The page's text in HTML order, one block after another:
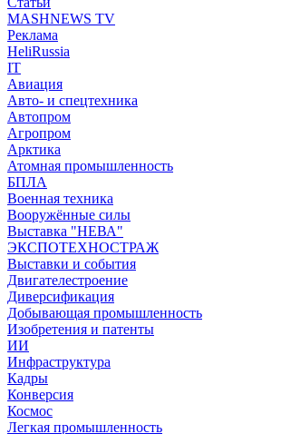
MASHNEWS TV
Реклама
HeliRussia
IT
Авиация
Авто- и спецтехника
Автопром
Агропром
Арктика
Атомная промышленность
БПЛА
Военная техника
Вооружённые силы
Выставка "НЕВА"
ЭКСПОТЕХНОСТРАЖ
Выставки и события
Двигателестроение
Диверсификация
Добывающая промышленность
Изобретения и патенты
ИИ
Инфраструктура
Кадры
Конверсия
Космос
Легкая промышленность